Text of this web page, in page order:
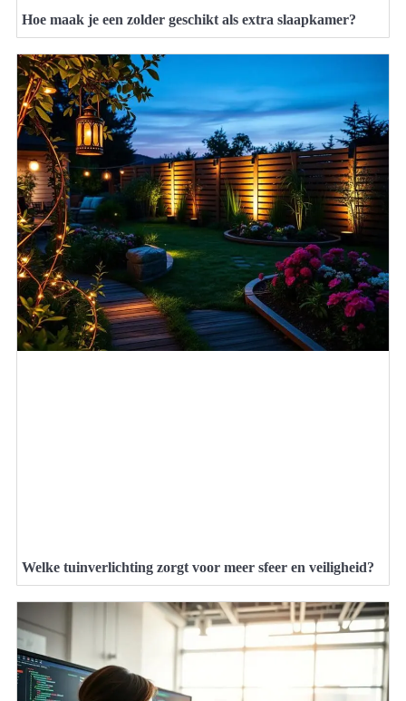
Hoe maak je een zolder geschikt als extra slaapkamer?
Welke tuinverlichting zorgt voor meer sfeer en veiligheid?